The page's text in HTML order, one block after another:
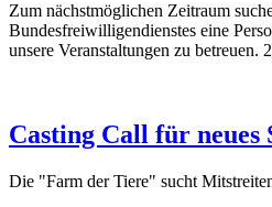
Zum nächstmöglichen Zeitraum
Bundesfreiwilligendienstes eine
unsere Veranstaltungen zu betreuen.
Casting Call für
Die "Farm der Tiere" sucht